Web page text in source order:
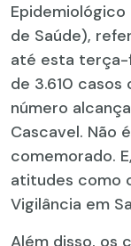
de Saúde),
até esta terça-
de 3.610 casos
número
Cascavel. Não
comemorado.
atitudes como
Vigilância em
Além disso, os